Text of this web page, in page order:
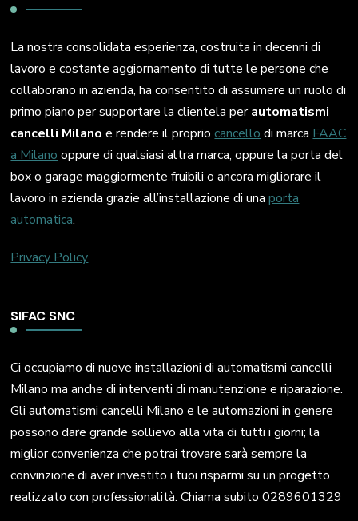
La nostra consolidata esperienza, costruita in decenni di
lavoro e costante aggiornamento di tutte le persone che
collaborano in azienda, ha consentito di assumere un ruolo di
primo piano per supportare la clientela perautomatismi
cancelli Milano e rendere il propriocancello di marca FAAC
a Milano oppure di qualsiasi altra marca, oppure la porta del
box o garage maggiormente fruibili o ancora migliorare il
lavoro in azienda grazie all’installazione di unaporta
automatica.
Privacy Policy
SIFAC SNC
Ci occupiamo di nuove installazioni di automatismi cancelli
Milano ma anche di interventi di manutenzione e riparazione.
Gli automatismi cancelli Milano e le automazioni in genere
possono dare grande sollievo alla vita di tutti i giorni; la
miglior convenienza che potrai trovare sarà sempre la
convinzione di aver investito i tuoi risparmi su un progetto
realizzato con professionalità. Chiama subito 0289601329